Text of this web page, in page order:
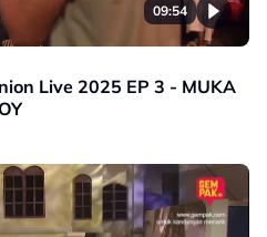
09:54
Live 2025 EP 3 - MUKA